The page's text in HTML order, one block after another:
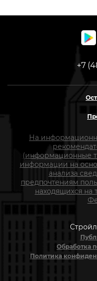
+7
На
(информационные
информации на
анализа
предпочтениям
находящихся на
Обработка
Политика